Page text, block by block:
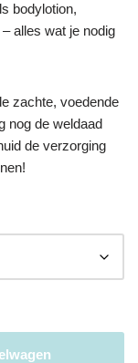
bodylotion,
alles wat je nodig
zachte, voedende
nog de weldaad
de verzorging